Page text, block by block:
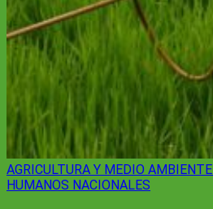
AGRICULTURA Y MEDIO AMBIENTE
HUMANOS NACIONALES